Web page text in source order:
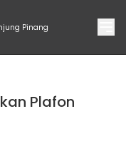
Pinang
Plafon